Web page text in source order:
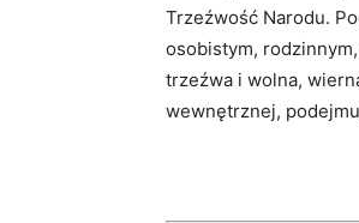
Trzeźwość Narodu.
osobistym,
trzeźwa i wolna,
wewnętrznej,